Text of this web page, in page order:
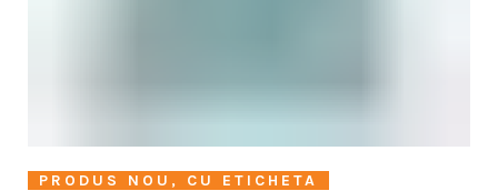
PRODUS NOU, CU ETICHETA